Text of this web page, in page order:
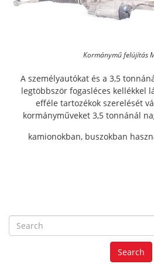
Kormánymű felújítás
A személyautókat és a 3,5
legtöbbször fogasléces kellékkel
efféle tartozékok szerelését
kormányműveket 3,5 tonnánál
kamionokban, buszokban
e
a
r
Search